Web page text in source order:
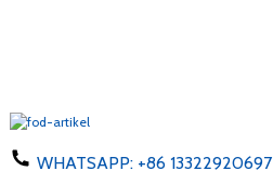
WHATSAPP: +86 13322920697